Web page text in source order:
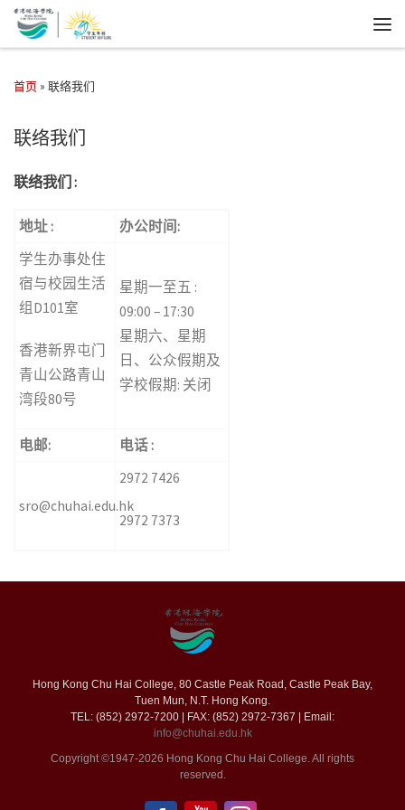
首页 » 联络我们
联络我们
联络我们 :
地址 :
办公时间:
学生办事处住
宿与校园生活
组D101室
香港新界屯门
青山公路青山
湾段80号
星期一至五 :
09:00 – 17:30
星期六、星期
日、 公众假期及
学校假期: 关闭
电邮: 电话 :
sro@chuhai.edu.hk
2972 7426
2972 7373
Hong Kong Chu Hai College, 80 Castle Peak Road, Castle Peak Bay,
Tuen Mun, N.T. Hong Kong.
TEL: (852) 2972-7200 | FAX: (852) 2972-7367 | Email:
info@chuhai.edu.hk
Copyright ©1947-2026 Hong Kong Chu Hai College. All rights
reserved.